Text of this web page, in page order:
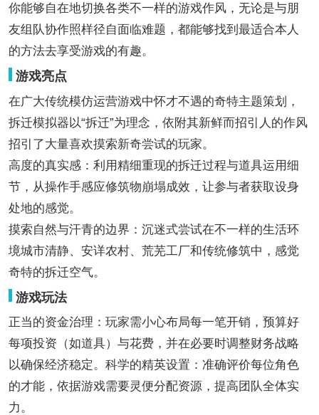
你能够自在地切换各类不一样的游戏作风，无论是与朋
友组队协作照样径自面临难题，都能够找到最适合本人
的方法去享受游戏的有趣。
游戏亮点
在广大传统模仿运营游戏中怀才不遇的奇特主题策划，
拆迁模拟器以“拆迁”为理念，依附其新鲜而招引人的作风
招引了大量喜欢摸索新奇尝试的玩家。
高度的真实感：利用精细重现的拆迁过程与道具运用细
节，从操作手感应修筑物崩塌成效，让参与者获取设身
处地的感觉。
摸索自然与汗青的边界：沉迷式尝试在不一样的生活环
境城市清静、安详农村、荒芜工厂和传统修筑中，感觉
奇特的拆迁空气。
游戏玩法
正当的资金治理：玩家需小心布局每一笔开销，预算好
每项投资（如道具）与花费，并在必要时调整财务战略
以确保经济稳定。科学的精英设置：准确评价每位角色
的才能，依据游戏需要灵便分配资源，提高团队全体实
力。